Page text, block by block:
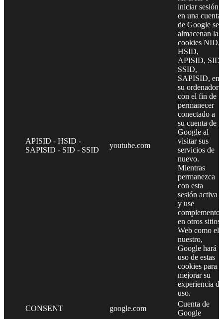
APISID - HSID -
SAPISID - SID - SSID
youtube.com
iniciar sesión
en una cuenta
de Google se
almacenan las
cookies NID,
HSID,
APISID, SID,
SSID,
SAPISID, en
su ordenador
con el fin de
permanecer
conectado a
su cuenta de
Google al
visitar sus
servicios de
nuevo.
Mientras
permanezca
con esta
sesión activa
y use
complementos
en otros sitios
Web como el
nuestro,
Google hará
uso de estas
cookies para
mejorar su
experiencia de
uso.
CONSENT
google.com
Cuenta de
Google